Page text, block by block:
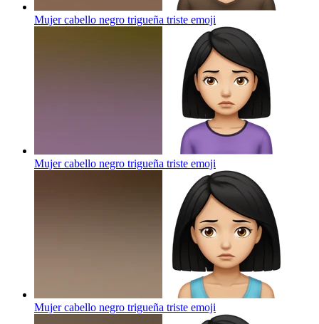
Mujer cabello negro trigueña triste emoji
Mujer cabello negro trigueña triste emoji
Mujer cabello negro trigueña triste emoji